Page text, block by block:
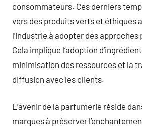
consommateurs. Ces derniers
vers des produits verts et éthiques
l’industrie à adopter des
Cela implique l’adoption
minimisation des ressources et la
diffusion avec les clients.
L’avenir de la parfumerie réside
marques à préserver